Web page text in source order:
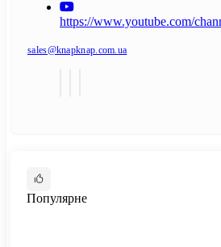
https://www.youtube.com/
sales@knapknap.com.ua
Популярне